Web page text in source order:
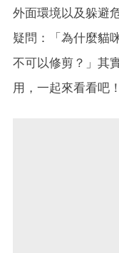
外面環境以及躲避
疑問：「為什麼貓
不可以修剪？」其
用，一起來看看吧！